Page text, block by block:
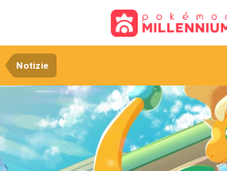
Notizie